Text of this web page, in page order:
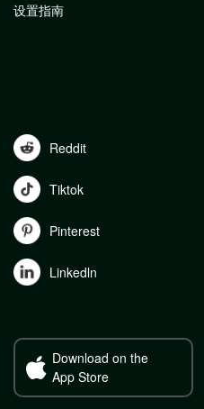
设置指南
Reddit
Tiktok
Pinterest
Linkedln
Download on the
App Store